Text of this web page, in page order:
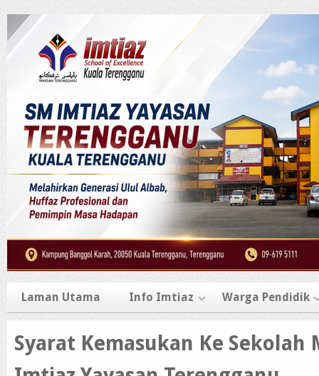
Laman Utama Info Imtiaz Warga Pendidik
Syarat Kemasukan Ke Sekolah